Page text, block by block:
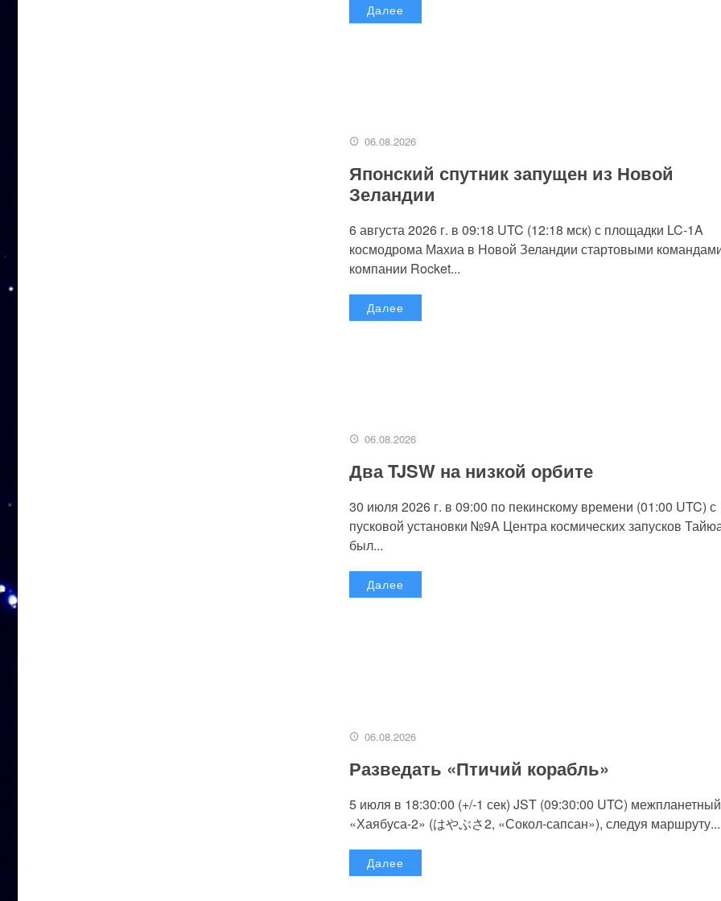
Далее
06.08.2026
Японский спутник запущен из Новой
Зеландии
6 августа 2026 г. в 09:18 UTC (12:18 мск) с площадки LC-1A
космодрома Махиа в Новой Зеландии стартовыми
компании Rocket...
Далее
06.08.2026
Два TJSW на низкой орбите
30 июля 2026 г. в 09:00 по пекинскому времени (01:00 UTC) с
пусковой установки №9A Центра космических запусков
был...
Далее
06.08.2026
Разведать «Птичий корабль»
5 июля в 18:30:00 (+/-1 сек) JST (09:30:00 UTC)
«Хаябуса-2» (はやぶさ2, «Сокол-сапсан»), следуя маршруту...
Далее